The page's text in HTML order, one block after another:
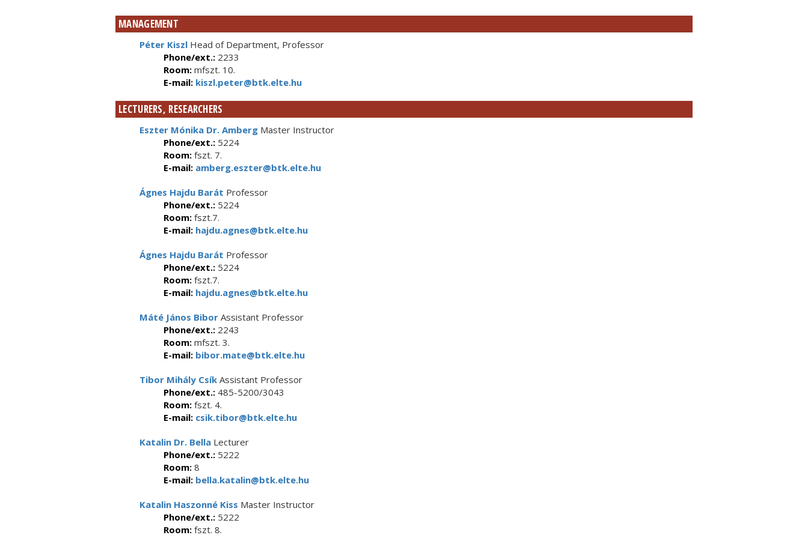
MANAGEMENT
Péter Kiszl Head of Department, Professor
Phone/ext.: 2233
Room: mfszt. 10.
E-mail: kiszl.peter@btk.elte.hu
LECTURERS, RESEARCHERS
Eszter Mónika Dr. Amberg Master Instructor
Phone/ext.: 5224
Room: fszt. 7.
E-mail: amberg.eszter@btk.elte.hu
Ágnes Hajdu Barát Professor
Phone/ext.: 5224
Room: fszt.7.
E-mail: hajdu.agnes@btk.elte.hu
Ágnes Hajdu Barát Professor
Phone/ext.: 5224
Room: fszt.7.
E-mail: hajdu.agnes@btk.elte.hu
Máté János Bibor Assistant Professor
Phone/ext.: 2243
Room: mfszt. 3.
E-mail: bibor.mate@btk.elte.hu
Tibor Mihály Csík Assistant Professor
Phone/ext.: 485-5200/3043
Room: fszt. 4.
E-mail: csik.tibor@btk.elte.hu
Katalin Dr. Bella Lecturer
Phone/ext.: 5222
Room: 8
E-mail: bella.katalin@btk.elte.hu
Katalin Haszonné Kiss Master Instructor
Phone/ext.: 5222
Room: fszt. 8.